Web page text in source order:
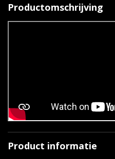
Productomschrijving
Product informatie